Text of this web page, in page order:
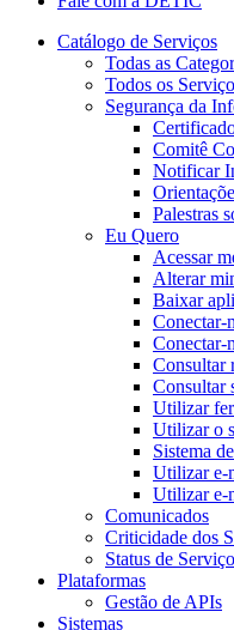
Catálogo de Serviços
Todas as
Todos os
Segurança da
Comitê
Notificar
Palestras
Eu Quero
Acessar
Alterar
Baixar
Conectar-
Conectar-
Consultar
Consultar
Utilizar
Utilizar o
Sistema
Utilizar e-
Utilizar e-
Comunicados
Criticidade dos
Status de Serviço
Plataformas
Gestão de APIs
Sistemas